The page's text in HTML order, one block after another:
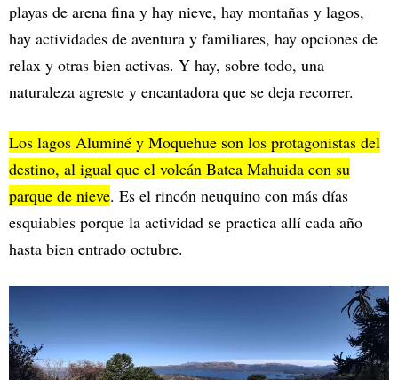
playas de arena fina y hay nieve, hay montañas y lagos,
hay actividades de aventura y familiares, hay opciones de
relax y otras bien activas. Y hay, sobre todo, una
naturaleza agreste y encantadora que se deja recorrer.
Los lagos Aluminé y Moquehue son los protagonistas del
destino, al igual que el volcán Batea Mahuida con su
parque de nieve. Es el rincón neuquino con más días
esquiables porque la actividad se practica allí cada año
hasta bien entrado octubre.